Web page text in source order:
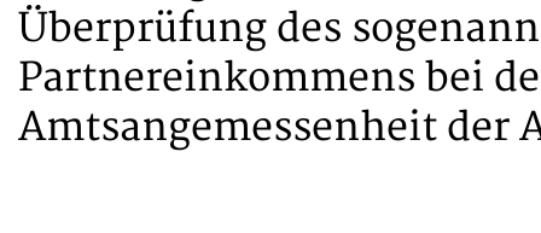
Überprüfung des
Partnereinkommens bei
Amtsangemessenheit der